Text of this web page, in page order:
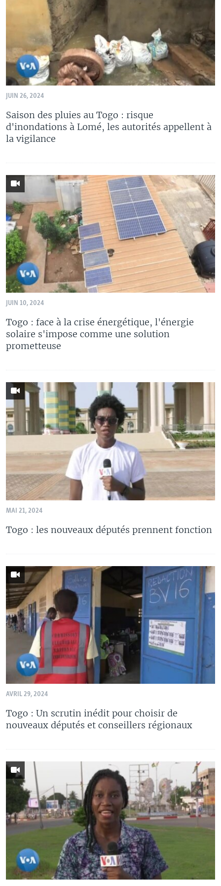
JUIN 26, 2024
Saison des pluies au Togo : risque
d'inondations à Lomé, les autorités appellent à
la vigilance
JUIN 10, 2024
Togo : face à la crise énergétique, l'énergie
solaire s'impose comme une solution
prometteuse
MAI 21, 2024
Togo : les nouveaux députés prennent fonction
AVRIL 29, 2024
Togo : Un scrutin inédit pour choisir de
nouveaux députés et conseillers régionaux